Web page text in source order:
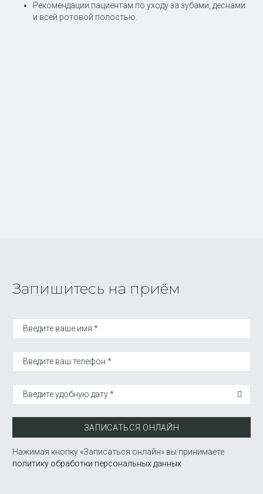
Рекомендации пациентам по уходу за зубами, деснами
и всей ротовой полостью.
Запишитесь на приём
Введите ваше имя *
Введите ваш телефон *
Введите удобную дату *
ЗАПИСАТЬСЯ ОНЛАЙН
Нажимая кнопку «Записаться онлайн» вы принимаете
политику обработки персональных данных